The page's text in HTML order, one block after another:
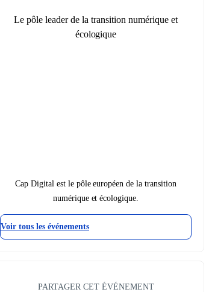
Le pôle leader de la transition numérique et
écologique
Cap Digital est le pôle européen de la transition
numérique et écologique.
Voir tous les événements
PARTAGER CET ÉVÉNEMENT